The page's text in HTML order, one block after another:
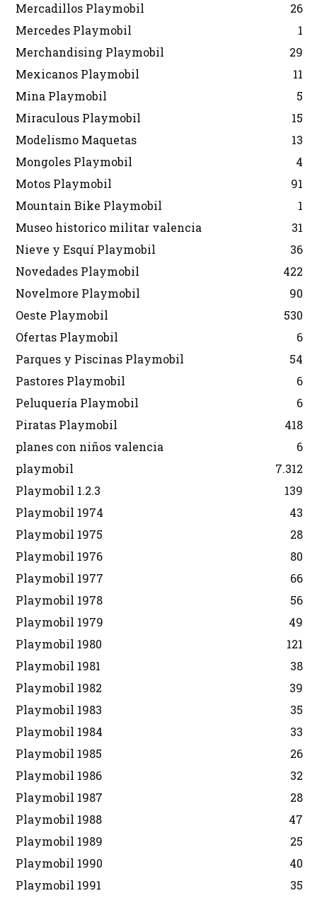
Mercadillos Playmobil
26
Mercedes Playmobil
1
Merchandising Playmobil
29
Mexicanos Playmobil
11
Mina Playmobil
5
Miraculous Playmobil
15
Modelismo Maquetas
13
Mongoles Playmobil
4
Motos Playmobil
91
Mountain Bike Playmobil
1
Museo historico militar valencia
31
Nieve y Esquí Playmobil
36
Novedades Playmobil
422
Novelmore Playmobil
90
Oeste Playmobil
530
Ofertas Playmobil
6
Parques y Piscinas Playmobil
54
Pastores Playmobil
6
Peluquería Playmobil
6
Piratas Playmobil
418
planes con niños valencia
6
playmobil
7.312
Playmobil 1.2.3
139
Playmobil 1974
43
Playmobil 1975
28
Playmobil 1976
80
Playmobil 1977
66
Playmobil 1978
56
Playmobil 1979
49
Playmobil 1980
121
Playmobil 1981
38
Playmobil 1982
39
Playmobil 1983
35
Playmobil 1984
33
Playmobil 1985
26
Playmobil 1986
32
Playmobil 1987
28
Playmobil 1988
47
Playmobil 1989
25
Playmobil 1990
40
Playmobil 1991
35